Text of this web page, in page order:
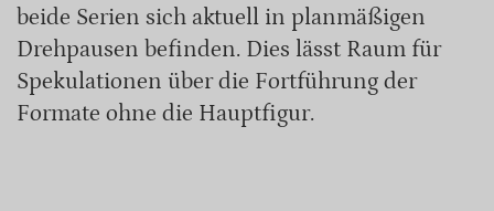
beide Serien sich aktuell in planmäßigen
Drehpausen befinden. Dies lässt Raum für
Spekulationen über die Fortführung der
Formate ohne die Hauptfigur.